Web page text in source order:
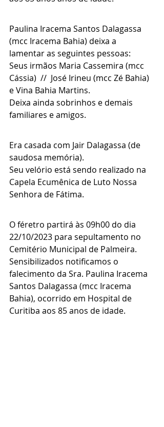
Paulina Iracema Santos Dalagassa
(mcc Iracema Bahia) deixa a
lamentar as seguintes pessoas:
Seus irmãos Maria Cassemira (mcc
Cássia)  //  José Irineu (mcc Zé Bahia)
e Vina Bahia Martins.
Deixa ainda sobrinhos e demais
familiares e amigos.
Era casada com Jair Dalagassa (de
saudosa memória).
Seu velório está sendo realizado na
Capela Ecumênica de Luto Nossa
Senhora de Fátima.
O féretro partirá às 09h00 do dia
22/10/2023 para sepultamento no
Cemitério Municipal de Palmeira.
Sensibilizados notificamos o
falecimento da Sra. Paulina Iracema
Santos Dalagassa (mcc Iracema
Bahia), ocorrido em Hospital de
Curitiba aos 85 anos de idade.